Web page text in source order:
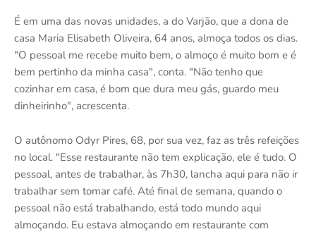
É em uma das novas unidades, a do Varjão, que a dona de
casa Maria Elisabeth Oliveira, 64 anos, almoça todos os dias.
"O pessoal me recebe muito bem, o almoço é muito bom e é
bem pertinho da minha casa", conta. "Não tenho que
cozinhar em casa, é bom que dura meu gás, guardo meu
dinheirinho", acrescenta.
O autônomo Odyr Pires, 68, por sua vez, faz as três refeições
no local. "Esse restaurante não tem explicação, ele é tudo. O
pessoal, antes de trabalhar, às 7h30, lancha aqui para não ir
trabalhar sem tomar café. Até final de semana, quando o
pessoal não está trabalhando, está todo mundo aqui
almoçando. Eu estava almoçando em restaurante com